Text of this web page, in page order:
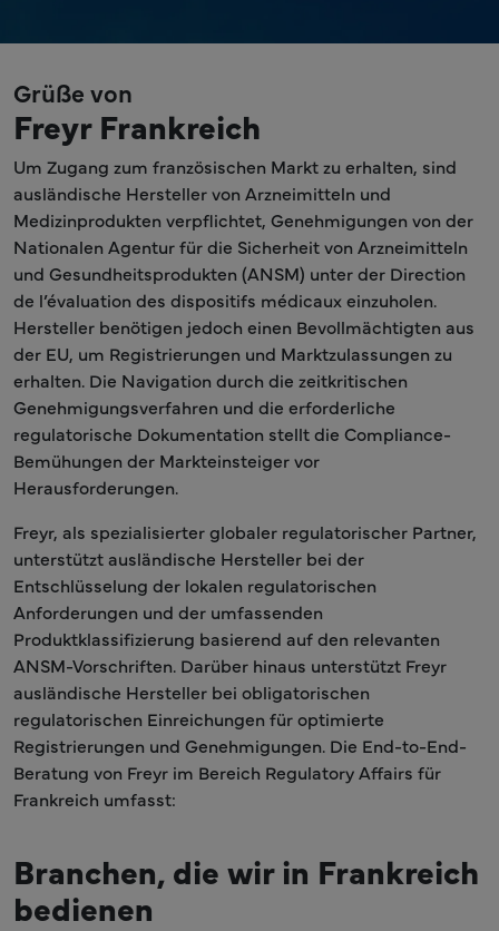
Grüße von
Freyr Frankreich
Um Zugang zum französischen Markt zu erhalten, sind
ausländische Hersteller von Arzneimitteln und
Medizinprodukten verpflichtet, Genehmigungen von der
Nationalen Agentur für die Sicherheit von Arzneimitteln
und Gesundheitsprodukten (ANSM) unter der Direction
de l’évaluation des dispositifs médicaux einzuholen.
Hersteller benötigen jedoch einen Bevollmächtigten aus
der EU, um Registrierungen und Marktzulassungen zu
erhalten. Die Navigation durch die zeitkritischen
Genehmigungsverfahren und die erforderliche
regulatorische Dokumentation stellt die Compliance-
Bemühungen der Markteinsteiger vor
Herausforderungen.
Freyr, als spezialisierter globaler regulatorischer Partner,
unterstützt ausländische Hersteller bei der
Entschlüsselung der lokalen regulatorischen
Anforderungen und der umfassenden
Produktklassifizierung basierend auf den relevanten
ANSM-Vorschriften. Darüber hinaus unterstützt Freyr
ausländische Hersteller bei obligatorischen
regulatorischen Einreichungen für optimierte
Registrierungen und Genehmigungen. Die End-to-End-
Beratung von Freyr im Bereich Regulatory Affairs für
Frankreich umfasst:
Branchen, die wir in Frankreich
bedienen